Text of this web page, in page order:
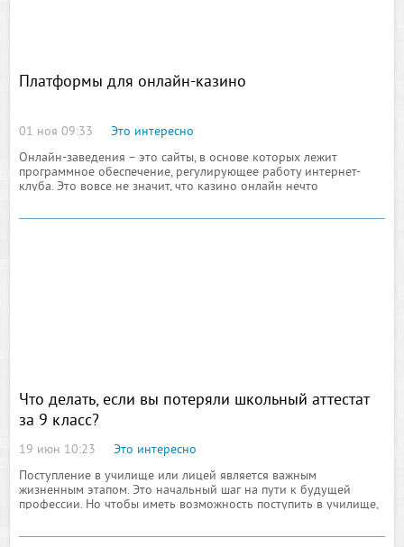
Платформы для онлайн-казино
01 ноя 09:33
Это интересно
Онлайн-заведения – это сайты, в основе которых лежит
программное обеспечение, регулирующее работу интернет-
клуба. Это вовсе не значит, что казино онлайн нечто
Что делать, если вы потеряли школьный аттестат
за 9 класс?
19 июн 10:23
Это интересно
Поступление в училище или лицей является важным
жизненным этапом. Это начальный шаг на пути к будущей
профессии. Но чтобы иметь возможность поступить в училище,
юношей и девушкой это не является проблемой.